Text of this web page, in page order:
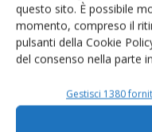
questo sito. È possibile
momento, compreso il
pulsanti della Cookie
del consenso nella parte
Gestisci 1380